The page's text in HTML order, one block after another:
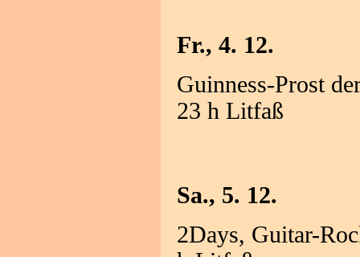
Fr., 4. 12.
Guinness-Prost
23 h Litfaß
Sa., 5. 12.
2Days, Guitar-